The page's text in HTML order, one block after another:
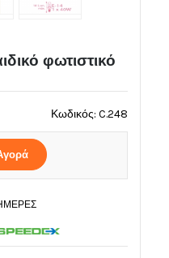
φωτιστικό
Κωδικός: C.248